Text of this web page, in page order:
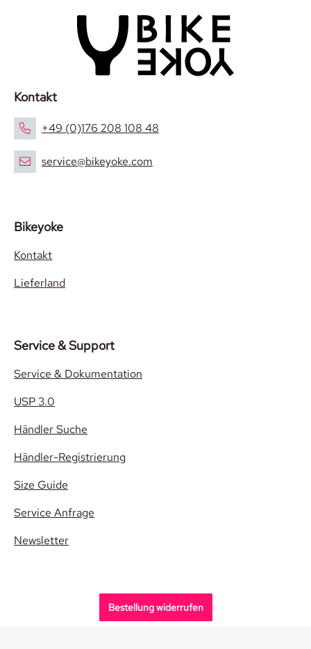
Kontakt
+49 (0)176 208 108 48
service@bikeyoke.com
Bikeyoke
Kontakt
Lieferland
Service & Support
Service & Dokumentation
USP 3.0
Händler Suche
Händler-Registrierung
Size Guide
Service Anfrage
Newsletter
Bestellung widerrufen